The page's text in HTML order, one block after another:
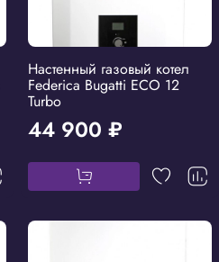
Настенный газовый котел
Federica Bugatti ECO 12
Turbo
44 900 ₽